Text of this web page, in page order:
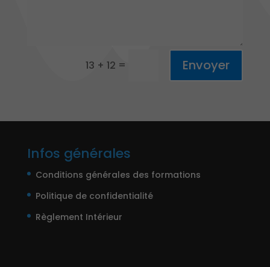
13 + 12 = Envoyer
Infos générales
Conditions générales des formations
Politique de confidentialité
Règlement Intérieur